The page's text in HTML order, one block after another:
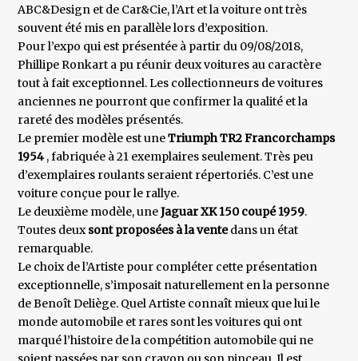
ABC&Design et de Car&Cie, l’Art et la voiture ont très
souvent été mis en parallèle lors d’exposition.
Pour l’expo qui est présentée à partir du 09/08/2018,
Phillipe Ronkart a pu réunir deux voitures au caractère
tout à fait exceptionnel. Les collectionneurs de voitures
anciennes ne pourront que confirmer la qualité et la
rareté des modèles présentés.
Le premier modèle est uneTriumph TR2 Francorchamps
1954 , fabriquée à 21 exemplaires seulement. Très peu
d’exemplaires roulants seraient répertoriés. C’est une
voiture conçue pour le rallye.
Le deuxième modèle, uneJaguar XK 150 coupé 1959.
Toutes deuxsont proposées à la ventedans un état
remarquable.
Le choix de l’Artiste pour compléter cette présentation
exceptionnelle, s’imposait naturellement en la personne
de Benoît Deliège. Quel Artiste connaît mieux que lui le
monde automobile et rares sont les voitures qui ont
marqué l’histoire de la compétition automobile qui ne